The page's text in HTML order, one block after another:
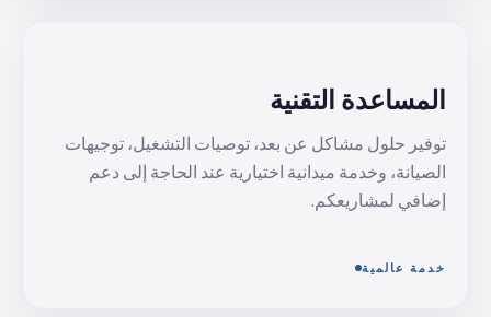
المساعدة التقنية
توفير حلول مشاكل عن بعد، توصيات التشغيل، توجيهات
الصيانة، وخدمة ميدانية اختيارية عند الحاجة إلى دعم
إضافي لمشاريعكم.
خدمة عالمية